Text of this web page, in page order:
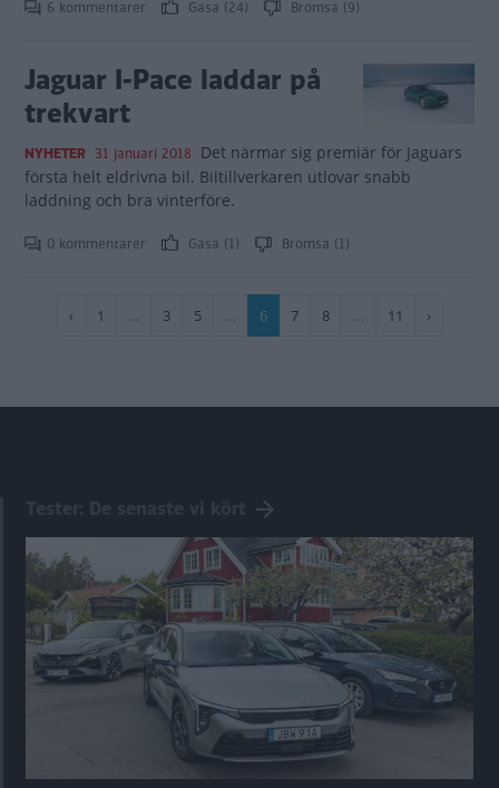
6 kommentarer Gasa (24) Bromsa (9)
Jaguar I-Pace laddar på
trekvart
NYHETER 31 januari 2018 Det närmar sig premiär för Jaguars
första helt eldrivna bil. Biltillverkaren utlovar snabb
laddning och bra vinterföre.
0 kommentarer Gasa (1) Bromsa (1)
Paginering
Föregående
‹ Sida
1 … Sida
3 Sida
5 …
Nuvarande
6 Sida
7 Sida
8 … Sida
11
Nästa
›